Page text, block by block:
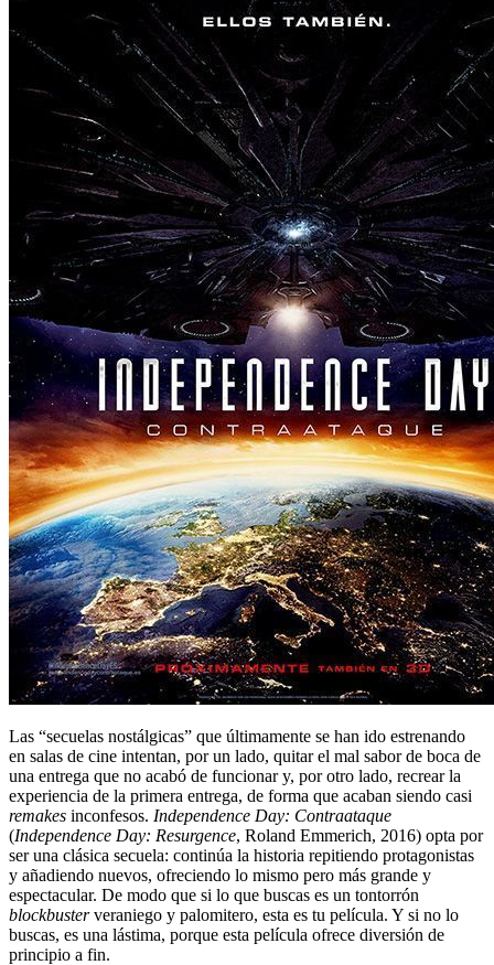
Las “secuelas nostálgicas” que últimamente se han ido estrenando
en salas de cine intentan, por un lado, quitar el mal sabor de boca de
una entrega que no acabó de funcionar y, por otro lado, recrear la
experiencia de la primera entrega, de forma que acaban siendo casi
remakes inconfesos. Independence Day: Contraataque
(Independence Day: Resurgence, Roland Emmerich, 2016) opta por
ser una clásica secuela: continúa la historia repitiendo protagonistas
y añadiendo nuevos, ofreciendo lo mismo pero más grande y
espectacular. De modo que si lo que buscas es un tontorrón
blockbusterveraniego y palomitero, esta es tu película. Y si no lo
buscas, es una lástima, porque esta película ofrece diversión de
principio a fin.